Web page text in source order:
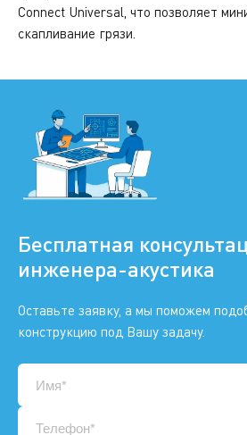
Connect Universal, что позволяет
скапливание грязи.
Бесплатная
инженера-акустика
Оставьте заявку, а мы поможем
конструкцию под Вашу задачу.